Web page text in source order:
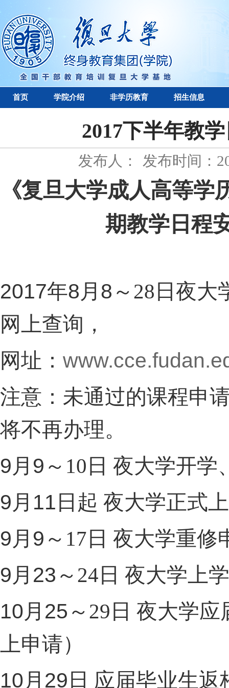
首页 学院介绍 非学历教育 招生信息
2017下半年教
发布人： 发布时间：
《复旦大学成人高等
期教学日程
2017年8 月 8 ～ 28 日 夜大
网上查询，
网址：
注意：未通过的课程申
将不再办理。
9 月 9 ～ 10 日 夜大学开学
9 月 11 日起 夜大学正式
9 月 9 ～ 17 日 夜大学重修
9 月 23 ～ 24 日 夜大学上
10月 25 ～ 29 日 夜大学应
上申请）
10月 29 日 应届毕业生返